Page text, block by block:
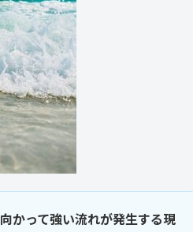
かって強い流れが発生する現